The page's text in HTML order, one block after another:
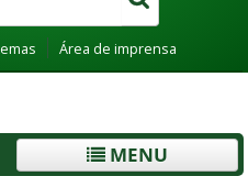
Área de imprensa
MENU